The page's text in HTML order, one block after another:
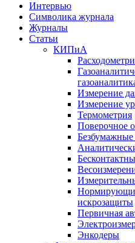
Интервью
Символика журнала
Журналы
Статьи
КИПиА
Измерение
Измерение
Термометрия
Поверочное
Безбумажные
искрозащиты
Первичная
Энкодеры